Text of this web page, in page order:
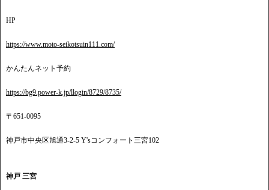
HP
https://www.moto-seikotsuin111.com/
かんたんネット予約
https://bg9.power-k.jp/llogin/8729/8735/
〒651-0095
神戸市中央区旭通3-2-5 Y'sコンフォート三宮102
神戸 三宮